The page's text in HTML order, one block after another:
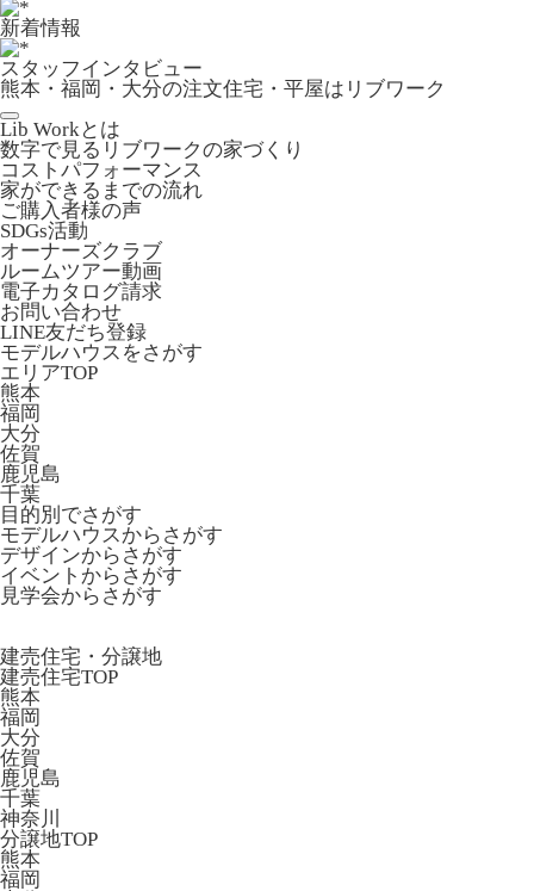
新着情報
スタッフインタビュー
熊本・福岡・大分の注文住宅・平屋はリブワーク
Lib Workとは
数字で見るリブワークの家づくり
コストパフォーマンス
家ができるまでの流れ
ご購入者様の声
SDGs活動
オーナーズクラブ
ルームツアー動画
電子カタログ請求
お問い合わせ
LINE友だち登録
モデルハウスをさがす
エリアTOP
熊本
福岡
大分
佐賀
鹿児島
千葉
目的別でさがす
モデルハウスからさがす
デザインからさがす
イベントからさがす
見学会からさがす
建売住宅・分譲地
建売住宅TOP
熊本
福岡
大分
佐賀
鹿児島
千葉
神奈川
分譲地TOP
熊本
福岡